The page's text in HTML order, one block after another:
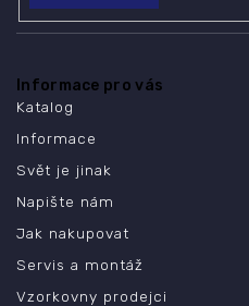
Informace pro vás
Katalog
Informace
Svět je jinak
Napište nám
Jak nakupovat
Servis a montáž
Vzorkovny prodejci